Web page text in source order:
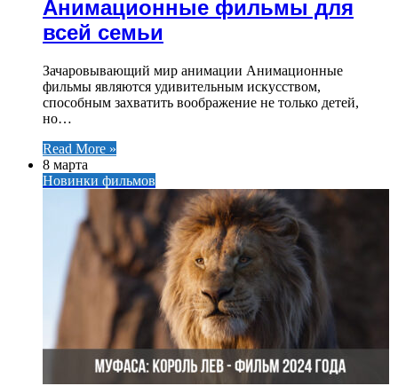
Анимационные фильмы для
всей семьи
Зачаровывающий мир анимации Анимационные
фильмы являются удивительным искусством,
способным захватить воображение не только детей,
но…
Read More »
8 марта
Новинки фильмов